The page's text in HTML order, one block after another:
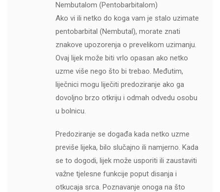
Nembutalom (Pentobarbitalom)
Ako vi ili netko do koga vam je stalo uzimate
pentobarbital (Nembutal), morate znati
znakove upozorenja o prevelikom uzimanju.
Ovaj lijek može biti vrlo opasan ako netko
uzme više nego što bi trebao. Međutim,
liječnici mogu liječiti predoziranje ako ga
dovoljno brzo otkriju i odmah odvedu osobu
u bolnicu.
Predoziranje se događa kada netko uzme
previše lijeka, bilo slučajno ili namjerno. Kada
se to dogodi, lijek može usporiti ili zaustaviti
važne tjelesne funkcije poput disanja i
otkucaja srca. Poznavanje onoga na što